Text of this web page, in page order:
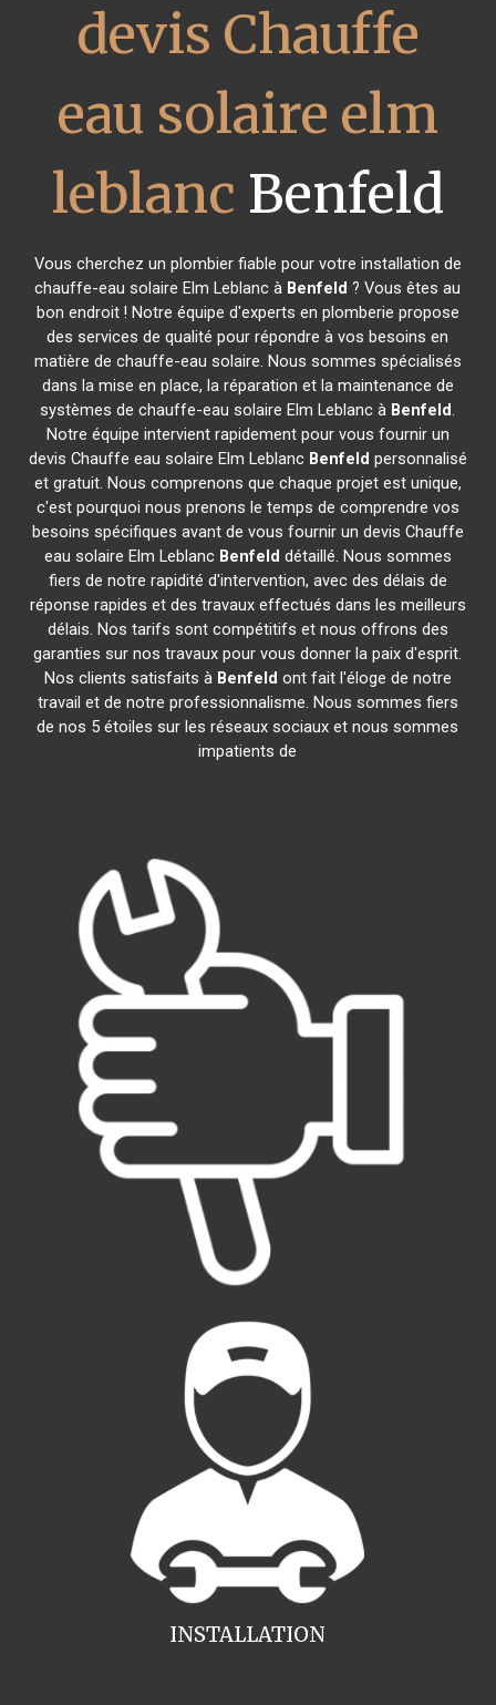
devis Chauffe
eau solaire elm
leblanc Benfeld
Vous cherchez un plombier fiable pour votre installation de
chauffe-eau solaire Elm Leblanc à Benfeld ? Vous êtes au
bon endroit ! Notre équipe d'experts en plomberie propose
des services de qualité pour répondre à vos besoins en
matière de chauffe-eau solaire. Nous sommes spécialisés
dans la mise en place, la réparation et la maintenance de
systèmes de chauffe-eau solaire Elm Leblanc à Benfeld.
Notre équipe intervient rapidement pour vous fournir un
devis Chauffe eau solaire Elm Leblanc Benfeld personnalisé
et gratuit. Nous comprenons que chaque projet est unique,
c'est pourquoi nous prenons le temps de comprendre vos
besoins spécifiques avant de vous fournir un devis Chauffe
eau solaire Elm Leblanc Benfeld détaillé. Nous sommes
fiers de notre rapidité d'intervention, avec des délais de
réponse rapides et des travaux effectués dans les meilleurs
délais. Nos tarifs sont compétitifs et nous offrons des
garanties sur nos travaux pour vous donner la paix d'esprit.
Nos clients satisfaits à Benfeld ont fait l'éloge de notre
travail et de notre professionnalisme. Nous sommes fiers
de nos 5 étoiles sur les réseaux sociaux et nous sommes
impatients de
INSTALLATION